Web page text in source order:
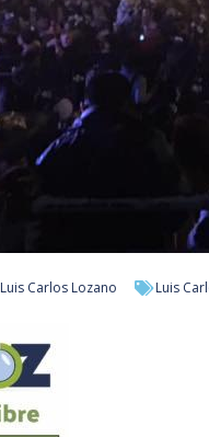
Luis Carlos Lozano Luis